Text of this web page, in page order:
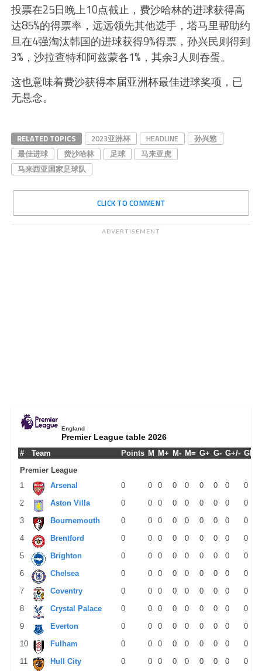
投票在25日晚上10点截止，费沙哈林的进球获得高
达85%的得票率，远远领先其他选手，塔马里帮助约
旦在4强淘汰韩国的进球获得9%得票，孙兴民则得到
3%，沙拉查特和阿兹蒙各1%，其余3人则吞蛋。
这也意味着费沙获得本届亚洲杯最佳进球奖项，已
无悬念。
RELATED TOPICS 2023亚洲杯 HEADLINE
孙兴慜
最佳进球
费沙哈林 足球
马来亚虎
马来西亚国家足球队
CLICK TO COMMENT
ADVERTISEMENT
England
Premier League table 2026
# Team Points M M+ M- M= G+ G- G+/- GPM
Premier League
1
Arsenal 0 0 0 0 0 0 0 0
0
2
Aston Villa 0 0 0 0 0 0 0 0
0
3
Bournemouth 0 0 0 0 0 0 0 0
0
4
Brentford 0 0 0 0 0 0 0 0
0
5
Brighton 0 0 0 0 0 0 0 0
0
6
Chelsea 0 0 0 0 0 0 0 0
0
7
Coventry 0 0 0 0 0 0 0 0
0
8
Crystal Palace 0 0 0 0 0 0 0 0
0
9
Everton 0 0 0 0 0 0 0 0
0
10
Fulham 0 0 0 0 0 0 0 0
0
11
Hull City 0 0 0 0 0 0 0 0 0